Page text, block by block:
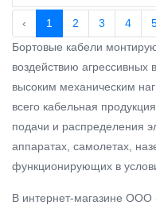
‹ 1 2 3 4
Бортовые кабели
воздействию
высоким механическим
всего кабельная
подачи и распределения
аппаратах, самолетах,
функционирующих в
В интернет-магазине ООО